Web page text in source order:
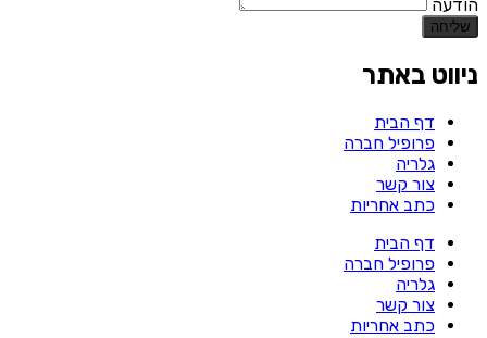
הודעה
שליחה
ניווט באתר
דף הבית
פרופיל חברה
גלריה
צור קשר
כתב אחריות
דף הבית
פרופיל חברה
גלריה
צור קשר
כתב אחריות